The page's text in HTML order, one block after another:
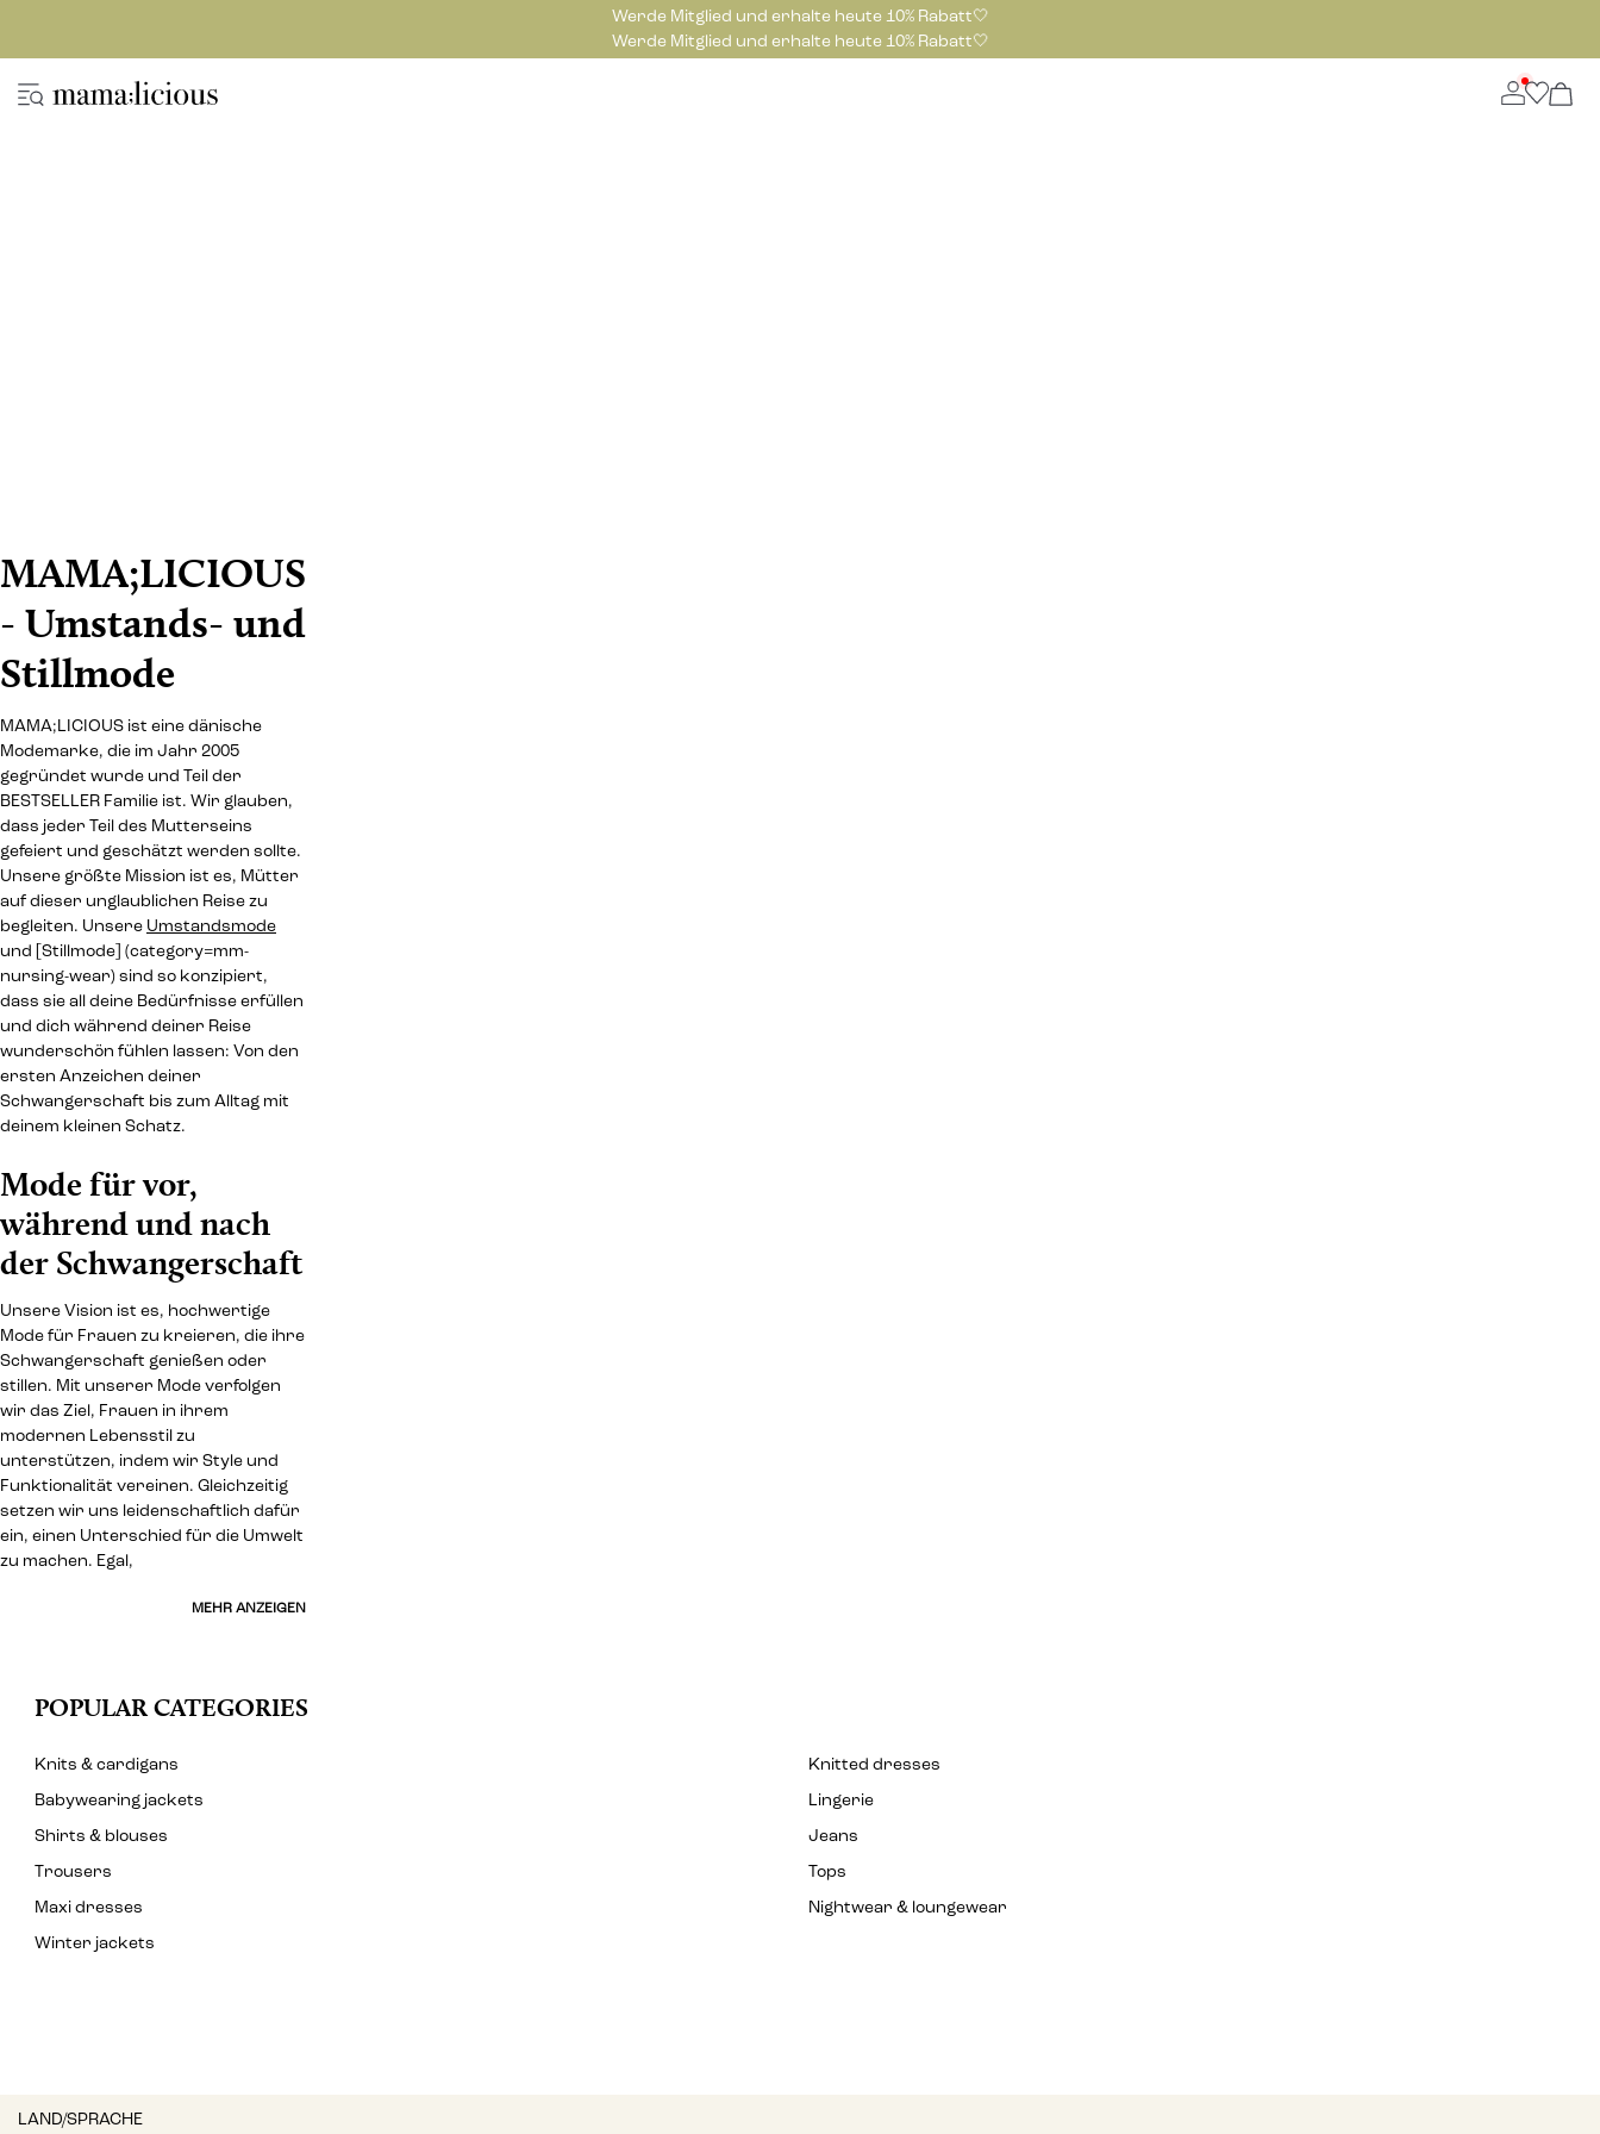
Werde Mitglied und erhalte heute 10% Rabatt🤍
Werde Mitglied und erhalte heute 10% Rabatt🤍
MAMA;LICIOUS
- Umstands- und
Stillmode
MAMA;LICIOUS ist eine dänische
Modemarke, die im Jahr 2005
gegründet wurde und Teil der
BESTSELLER Familie ist. Wir glauben,
dass jeder Teil des Mutterseins
gefeiert und geschätzt werden sollte.
Unsere größte Mission ist es, Mütter
auf dieser unglaublichen Reise zu
begleiten. Unsere Umstandsmode
und [Stillmode] (category=mm-
nursing-wear) sind so konzipiert,
dass sie all deine Bedürfnisse erfüllen
und dich während deiner Reise
wunderschön fühlen lassen: Von den
ersten Anzeichen deiner
Schwangerschaft bis zum Alltag mit
deinem kleinen Schatz.
Mode für vor,
während und nach
der Schwangerschaft
Unsere Vision ist es, hochwertige
Mode für Frauen zu kreieren, die ihre
Schwangerschaft genießen oder
stillen. Mit unserer Mode verfolgen
wir das Ziel, Frauen in ihrem
modernen Lebensstil zu
unterstützen, indem wir Style und
Funktionalität vereinen. Gleichzeitig
setzen wir uns leidenschaftlich dafür
ein, einen Unterschied für die Umwelt
zu machen. Egal,
MEHR ANZEIGEN
POPULAR CATEGORIES
Knits & cardigans
Knitted dresses
Babywearing jackets
Lingerie
Shirts & blouses
Jeans
Trousers
Tops
Maxi dresses
Nightwear & loungewear
Winter jackets
LAND/SPRACHE